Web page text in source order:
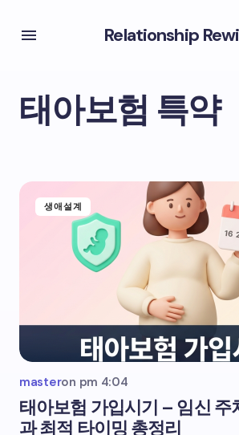
Relationship
태아보험 특약
생애설계
masteron pm 4:04
태아보험 가입시기 – 임신 주
과 최적 타이밍 총정리